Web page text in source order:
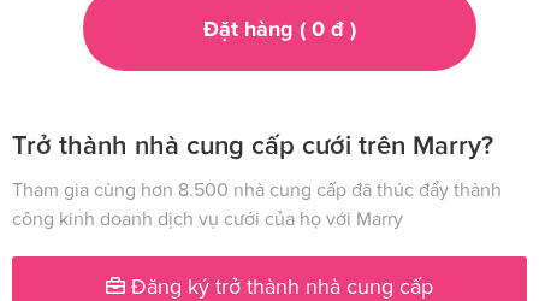
Đặt hàng ( 0đ )
Trở thành nhà cung cấp cưới trên Marry?
Tham gia cùng hơn 8.500 nhà cung cấp đã thúc đẩy thành
công kinh doanh dịch vụ cưới của họ với Marry
Đăng ký trở thành nhà cung cấp